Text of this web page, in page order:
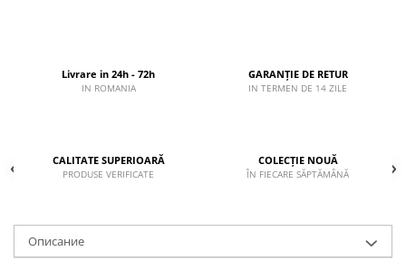
Livrare in 24h - 72h
IN ROMANIA
GARANȚIE DE RETUR
IN TERMEN DE 14 ZILE
CALITATE SUPERIOARĂ
PRODUSE VERIFICATE
COLECȚIE NOUĂ
ÎN FIECARE SĂPTĂMÂNĂ
Описание